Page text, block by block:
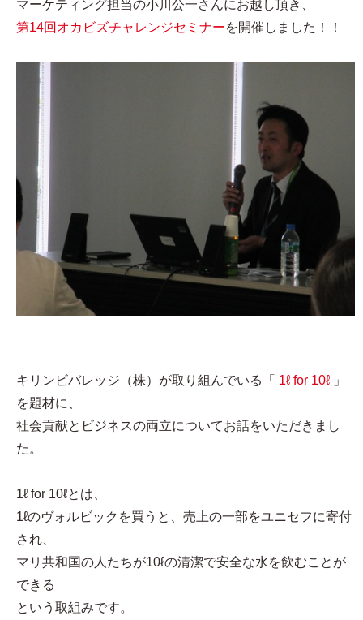
マーケティング担当の小川公一さんにお越し頂き、
第14回オカビズチャレンジセミナーを開催しました！！
キリンビバレッジ（株）が取り組んでいる「 1ℓ for 10ℓ 」
を題材に、
社会貢献とビジネスの両立についてお話をいただきまし
た。
1ℓ for 10ℓとは、
1ℓのヴォルビックを買うと、売上の一部をユニセフに寄付
され、
マリ共和国の人たちが10ℓの清潔で安全な水を飲むことが
できる
という取組みです。